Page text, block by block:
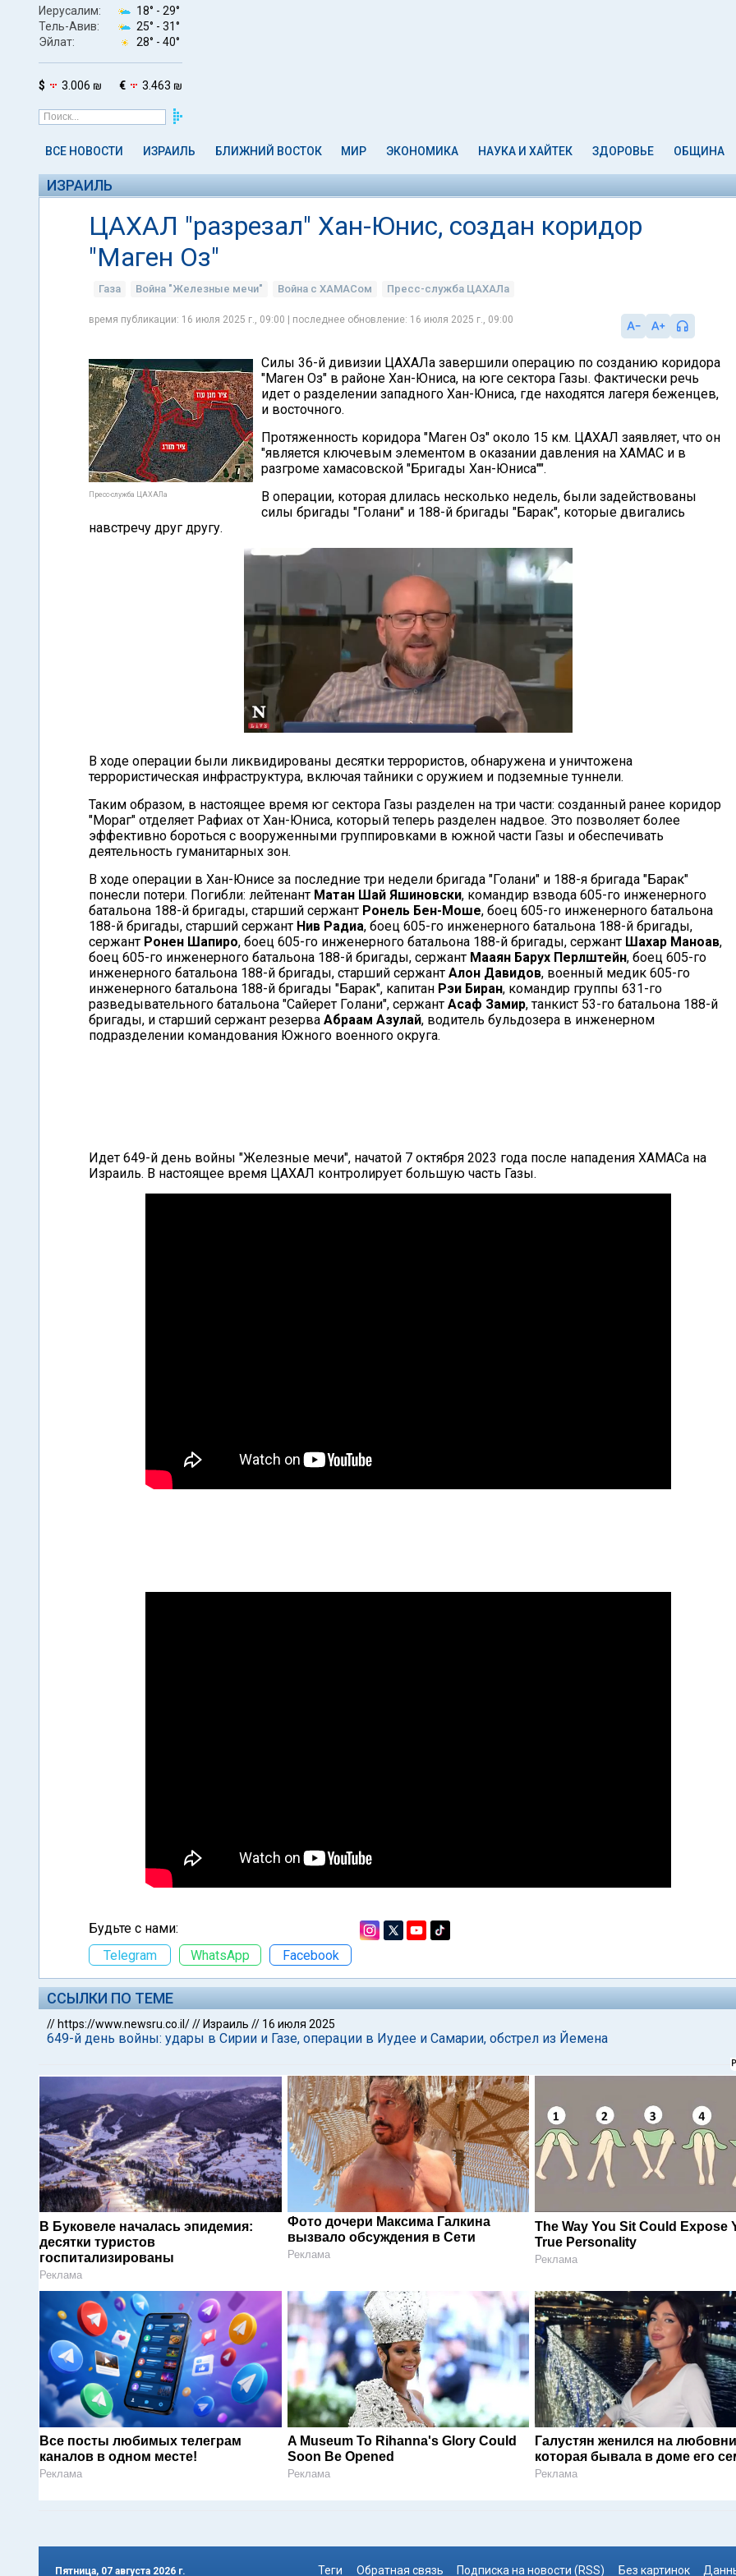
Иерусалим: 18° - 29°
Тель-Авив:
25° - 31°
Эйлат:
28° - 40°
$ 3.006 ₪ € 3.463 ₪
ВСЕ НОВОСТИ ИЗРАИЛЬ БЛИЖНИЙ ВОСТОК МИР ЭКОНОМИКА НАУКА И ХАЙТЕК ЗДОРОВЬЕ ОБЩИНА
ИЗРАИЛЬ
ЦАХАЛ "разрезал" Хан-Юнис, создан коридор
"Маген Оз"
Газа Война "Железные мечи" Война с ХАМАСом Пресс-служба ЦАХАЛа
время публикации: 16 июля 2025 г., 09:00 | последнее обновление: 16 июля 2025 г., 09:00
Пресс-служба ЦАХАЛа
Силы 36-й дивизии ЦАХАЛа завершили операцию по созданию коридора
"Маген Оз" в районе Хан-Юниса, на юге сектора Газы. Фактически речь
идет о разделении западного Хан-Юниса, где находятся лагеря беженцев,
и восточного.
Протяженность коридора "Маген Оз" около 15 км. ЦАХАЛ заявляет, что он
"является ключевым элементом в оказании давления на ХАМАС и в
разгроме хамасовской "Бригады Хан-Юниса"".
В операции, которая длилась несколько недель, были задействованы
силы бригады "Голани" и 188-й бригады "Барак", которые двигались
навстречу друг другу.
В ходе операции были ликвидированы десятки террористов, обнаружена и уничтожена
террористическая инфраструктура, включая тайники с оружием и подземные туннели.
Таким образом, в настоящее время юг сектора Газы разделен на три части: созданный ранее коридор
"Мораг" отделяет Рафиах от Хан-Юниса, который теперь разделен надвое. Это позволяет более
эффективно бороться с вооруженными группировками в южной части Газы и обеспечивать
деятельность гуманитарных зон.
В ходе операции в Хан-Юнисе за последние три недели бригада "Голани" и 188-я бригада "Барак"
понесли потери. Погибли: лейтенант Матан Шай Яшиновски, командир взвода 605-го инженерного
батальона 188-й бригады, старший сержант Ронель Бен-Моше, боец 605-го инженерного батальона
188-й бригады, старший сержант Нив Радиа, боец 605-го инженерного батальона 188-й бригады,
сержант Ронен Шапиро, боец 605-го инженерного батальона 188-й бригады, сержант Шахар Маноав,
боец 605-го инженерного батальона 188-й бригады, сержант Мааян Барух Перлштейн, боец 605-го
инженерного батальона 188-й бригады, старший сержант Алон Давидов, военный медик 605-го
инженерного батальона 188-й бригады "Барак", капитан Рэи Биран, командир группы 631-го
разведывательного батальона "Сайерет Голани", сержант Асаф Замир, танкист 53-го батальона 188-й
бригады, и старший сержант резерва Абраам Азулай, водитель бульдозера в инженерном
подразделении командования Южного военного округа.
Идет 649-й день войны "Железные мечи", начатой 7 октября 2023 года после нападения ХАМАСа на
Израиль. В настоящее время ЦАХАЛ контролирует большую часть Газы.
Будьте с нами:
Telegram
WhatsApp Facebook
ССЫЛКИ ПО ТЕМЕ
// https://www.newsru.co.il/// Израиль // 16 июля 2025
649-й день войны: удары в Сирии и Газе, операции в Иудее и Самарии, обстрел из Йемена
В Буковеле началась эпидемия:
десятки туристов
госпитализированы
Реклама
Фото дочери Максима Галкина
вызвало обсуждения в Сети
Реклама
The Way You Sit Could Expose
True Personality
Реклама
Все посты любимых телеграм
каналов в одном месте!
Реклама
A Museum To Rihanna's Glory Could
Soon Be Opened
Реклама
Галустян женился на
которая бывала в доме его
Реклама
Пятница, 07 августа 2026 г. Теги Обратная связь Подписка на новости (RSS) Без картинок